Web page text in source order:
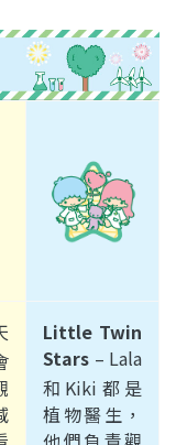
Little Twin
Stars – Lala
和Kiki都是
植物醫生，